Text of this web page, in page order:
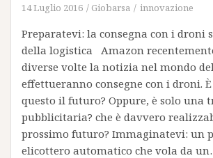
14 Luglio 2016 Giobarsa innovazione
Preparatevi: la consegna con i droni
della logistica Amazon
diverse volte la notizia nel mondo
effettueranno consegne con i droni.
questo il futuro? Oppure, è solo una
pubblicitaria? che è davvero
prossimo futuro? Immaginatevi: un
elicottero automatico che vola da